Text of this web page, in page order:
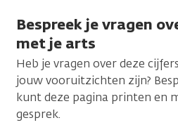
Bespreek je vragen
met je arts
Heb je vragen over deze
jouw vooruitzichten zijn?
kunt deze pagina printen en
gesprek.